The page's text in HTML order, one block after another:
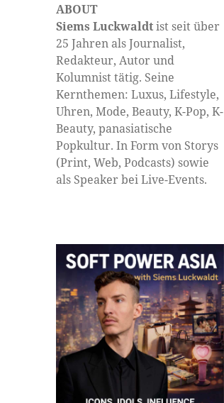
ABOUT
Siems Luckwaldtist seit über
25 Jahren als Journalist,
Redakteur, Autor und
Kolumnist tätig. Seine
Kernthemen: Luxus, Lifestyle,
Uhren, Mode, Beauty, K-Pop, K-
Beauty, panasiatische
Popkultur. In Form von Storys
(Print, Web, Podcasts) sowie
als Speaker bei Live-Events.